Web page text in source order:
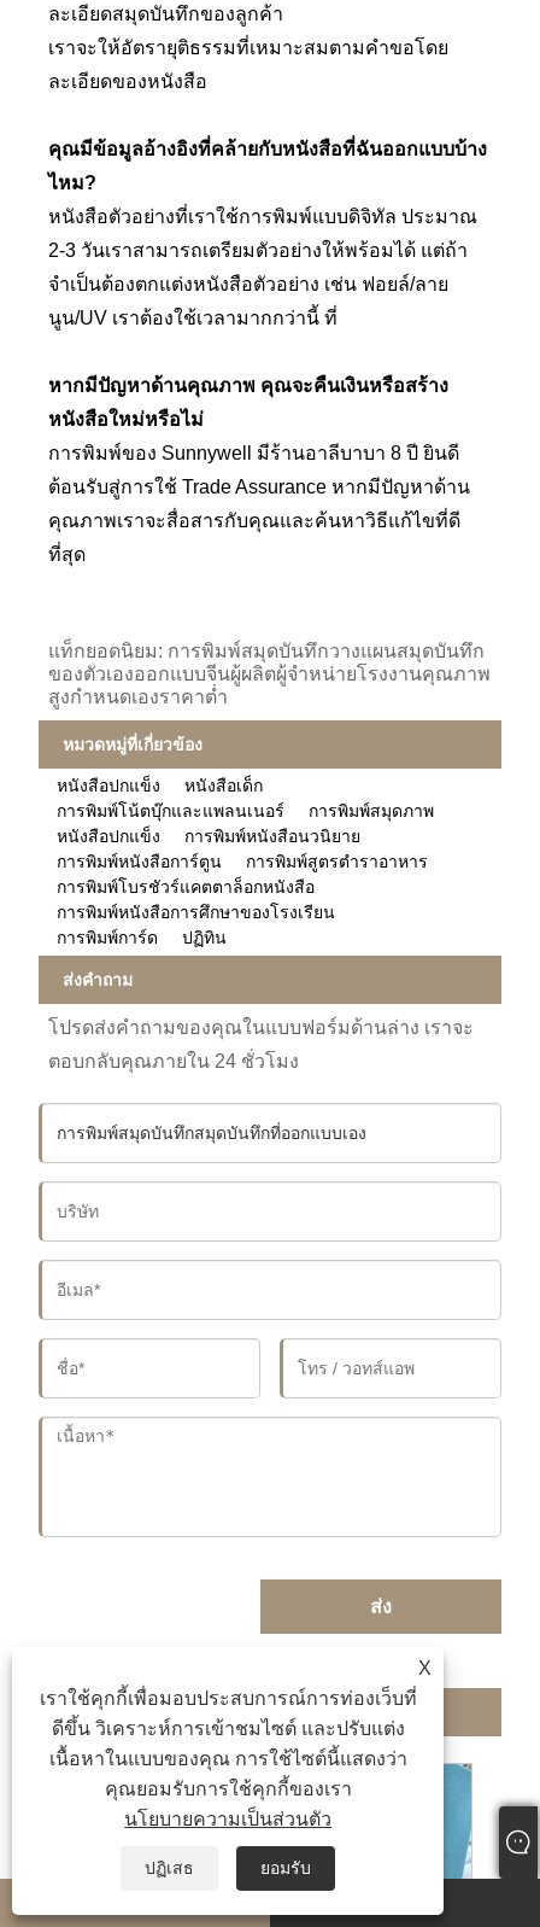
ละเอียดสมุดบันทึกของลูกค้า
เราจะให้อัตรายุติธรรมที่เหมาะสมตามคำขอโดย
ละเอียดของหนังสือ
คุณมีข้อมูลอ้างอิงที่คล้ายกับหนังสือที่ฉันออกแบบบ้าง
ไหม?
หนังสือตัวอย่างที่เราใช้การพิมพ์แบบดิจิทัล ประมาณ
2-3 วันเราสามารถเตรียมตัวอย่างให้พร้อมได้ แต่ถ้า
จำเป็นต้องตกแต่งหนังสือตัวอย่าง เช่น ฟอยล์/ลาย
นูน/UV เราต้องใช้เวลามากกว่านี้ ที่
หากมีปัญหาด้านคุณภาพ คุณจะคืนเงินหรือสร้าง
หนังสือใหม่หรือไม่
การพิมพ์ของ Sunnywell มีร้านอาลีบาบา 8 ปี ยินดี
ต้อนรับสู่การใช้ Trade Assurance หากมีปัญหาด้าน
คุณภาพเราจะสื่อสารกับคุณและค้นหาวิธีแก้ไขที่ดี
ที่สุด
แท็กยอดนิยม: การพิมพ์สมุดบันทึกวางแผนสมุดบันทึก
ของตัวเองออกแบบจีนผู้ผลิตผู้จำหน่ายโรงงานคุณภาพ
สูงกำหนดเองราคาต่ำ
หมวดหมู่ที่เกี่ยวข้อง
หนังสือปกแข็ง
หนังสือเด็ก
การพิมพ์โน้ตบุ๊กและแพลนเนอร์
การพิมพ์สมุดภาพ
หนังสือปกแข็ง
การพิมพ์หนังสือนวนิยาย
การพิมพ์หนังสือการ์ตูน
การพิมพ์สูตรตำราอาหาร
การพิมพ์โบรชัวร์แคตตาล็อกหนังสือ
การพิมพ์หนังสือการศึกษาของโรงเรียน
การพิมพ์การ์ด
ปฏิทิน
ส่งคำถาม
โปรดส่งคำถามของคุณในแบบฟอร์มด้านล่าง เราจะ
ตอบกลับคุณภายใน 24 ชั่วโมง
ส่ง
สินค้าที่เกี่ยวข้อง
X
เราใช้คุกกี้เพื่อมอบประสบการณ์การท่องเว็บที่
ดีขึ้น วิเคราะห์การเข้าชมไซต์ และปรับแต่ง
เนื้อหาในแบบของคุณ การใช้ไซต์นี้แสดงว่า
คุณยอมรับการใช้คุกกี้ของเรา
นโยบายความเป็นส่วนตัว
ปฏิเสธ ยอมรับ